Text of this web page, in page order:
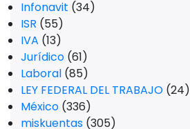
Infonavit (34)
ISR (55)
IVA (13)
Jurídico (61)
Laboral (85)
LEY FEDERAL DEL TRABAJO (24)
México (336)
miskuentas (305)